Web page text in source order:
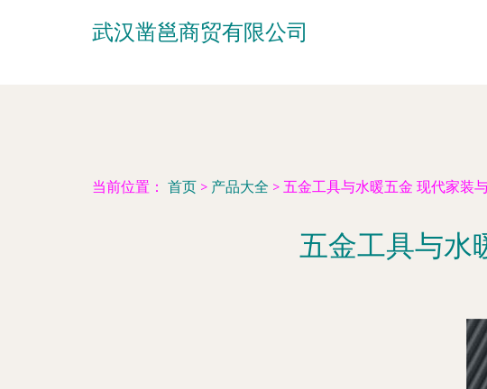
武汉凿邕商贸有限公司
当前位置： 首页 > 产品大全 > 五金工具与水暖五金 现代家装
五金工具与水